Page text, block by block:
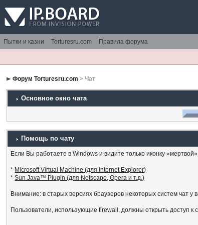
Пытки и казни Torturesru.com Правила форума
Форум Torturesru.com > Чат
Основное окно чата
Помощь по чату
Если Вы работаете в Windows и видите только иконку
* Microsoft Virtual Machine (для Internet Explorer)
*Sun Java™ Plugin (для Netscape, Opera и т.д.)
Внимание: в старых версиях браузеров некоторых систем чат у
Пользователи, использующие firewall, должны открыть доступ